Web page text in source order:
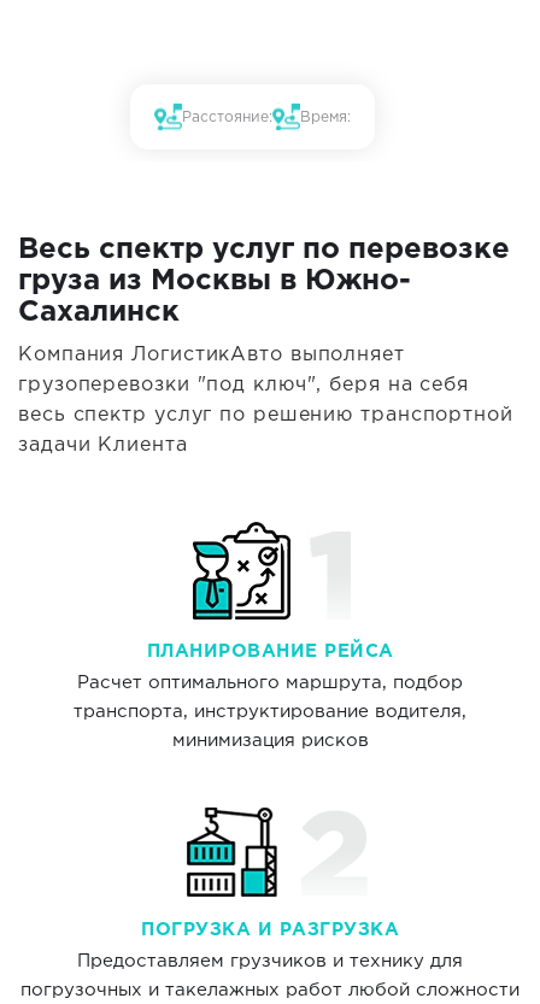
Расстояние: Время:
Весь спектр услуг по перевозке
груза из Москвы в Южно-
Сахалинск
Компания ЛогистикАвто выполняет
грузоперевозки "под ключ", беря на себя
весь спектр услуг по решению транспортной
задачи Клиента
ПЛАНИРОВАНИЕ РЕЙСА
Расчет оптимального маршрута, подбор
транспорта, инструктирование водителя,
минимизация рисков
ПОГРУЗКА И РАЗГРУЗКА
Предоставляем грузчиков и технику для
погрузочных и такелажных работ любой сложности